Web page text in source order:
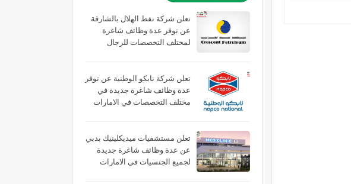
تعلن شركة نفط الهلال بالشارقة
عن توفر عدة وظائف شاغرة
لمختلف التخصصات للرجال
تعلن شركة نابكو الوطنية عن توفر
عدة وظائف شاغرة جديدة في
مختلف التخصصات في الامارات
تعلن مستشفيات ميديكلينيك بدبي
عن عدة وظائف شاغرة جديدة
لجميع الجنسيات في الامارات